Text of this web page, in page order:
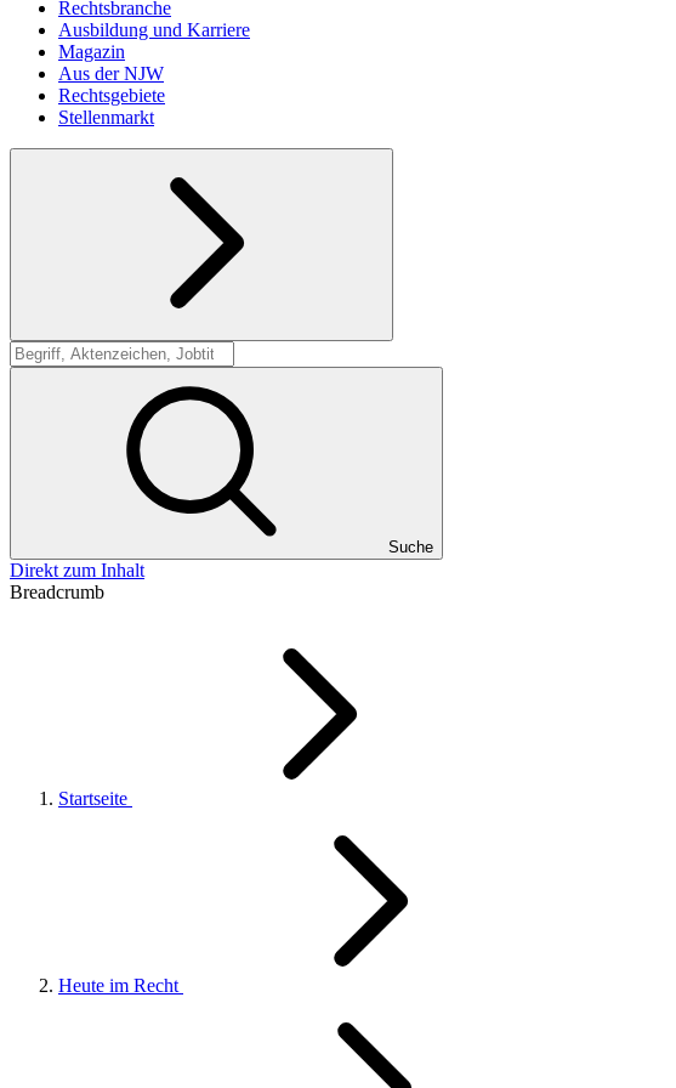
Rechtsbranche
Ausbildung und Karriere
Magazin
Aus der NJW
Rechtsgebiete
Stellenmarkt
Suche
Suche
Direkt zum Inhalt
Breadcrumb
Startseite
Heute im Recht